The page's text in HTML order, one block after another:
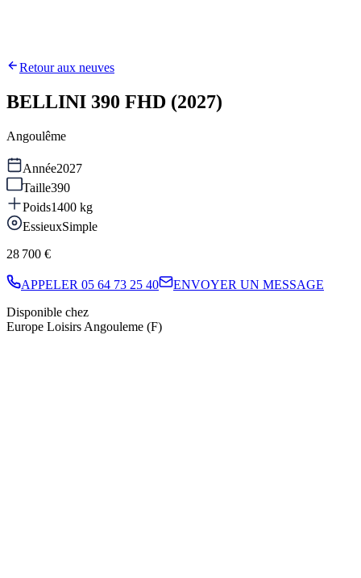
Retour aux neuves
BELLINI 390 FHD (2027)
Angoulême
Année2027
Taille390
Poids1400 kg
EssieuxSimple
28 700 €
APPELER 05 64 73 25 40
ENVOYER UN MESSAGE
Disponible chez
Europe Loisirs Angouleme (F)